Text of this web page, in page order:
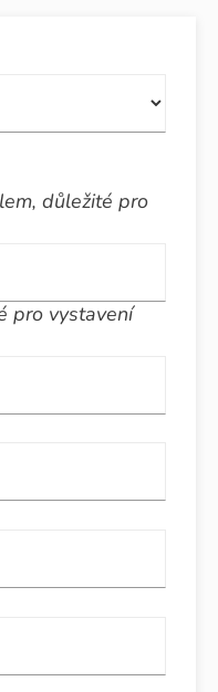
důležité pro
pro vystavení